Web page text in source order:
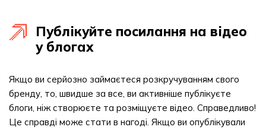
Публікуйте посилання на відео
у блогах
Якщо ви серйозно займаєтеся розкручуванням свого
бренду, то, швидше за все, ви активніше публікуєте
блоги, ніж створюєте та розміщуєте відео. Справедливо!
Це справді може стати в нагоді. Якщо ви опублікували